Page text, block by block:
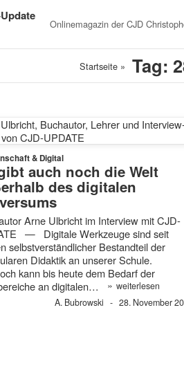
Onlinemagazin der CJD
Startseite » Tag:
& Digital
auch noch die Welt
des digitalen
Arne Ulbricht im Interview mit CJD-
— Digitale Werkzeuge sind seit
selbstverständlicher Bestandteil der
Didaktik an unserer Schule.
kann bis heute dem Bedarf der
an digitalen…
» weiterlesen
A. Bubrowski
28. November